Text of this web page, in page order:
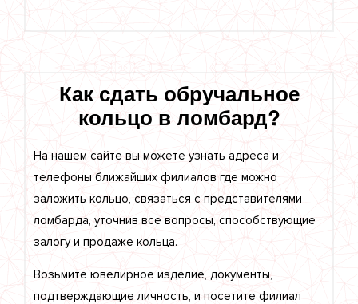
Как сдать обручальное
кольцо в ломбард?
На нашем сайте вы можете узнать адреса и
телефоны ближайших филиалов где можно
заложить кольцо, связаться с представителями
ломбарда, уточнив все вопросы, способствующие
залогу и продаже кольца.
Возьмите ювелирное изделие, документы,
подтверждающие личность, и посетите филиал